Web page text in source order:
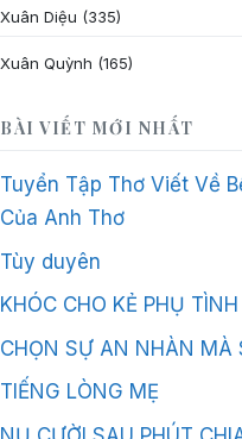
Xuân Diệu (335)
Xuân Quỳnh (165)
BÀI VIẾT MỚI NHẤT
Tuyển Tập Thơ Viết Về
Của Anh Thơ
Tùy duyên
KHÓC CHO KẺ PHỤ TÌNH
CHỌN SỰ AN NHÀN MÀ
TIẾNG LÒNG MẸ